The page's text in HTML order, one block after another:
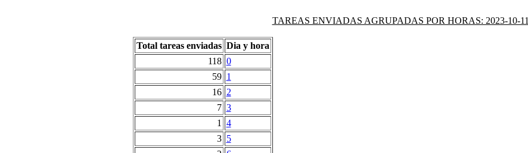
TAREAS ENVIADAS AGRUPADAS POR HORAS: 2023-10-11
Total tareas enviadas Dia y hora
118 0
59 1
16 2
7 3
1
4
3 5